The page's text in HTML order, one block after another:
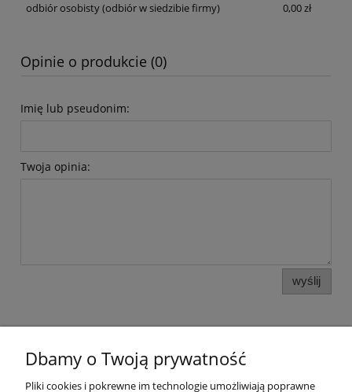
odbiór osobisty(odbiór w siedzibie firmy) 0,00 zł
Opinie o produkcie (0)
Imię lub pseudonim:
Twoja opinia:
wyślij
Dbamy o Twoją prywatność
Pliki cookies i pokrewne im technologie umożliwiają poprawne